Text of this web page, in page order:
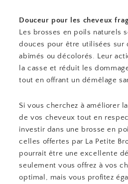
Douceur pour les cheveux
Les brosses en poils naturels
douces pour être utilisées sur
abîmés ou décolorés. Leur
la casse et réduit les
tout en offrant un démêlage
Si vous cherchez à améliorer
de vos cheveux tout en
investir dans une brosse en
celles offertes par La Petite
pourrait être une excellente
seulement vous offrez à vos
optimal, mais vous profitez